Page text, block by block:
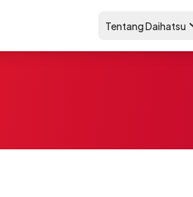
Tentang Daihatsu